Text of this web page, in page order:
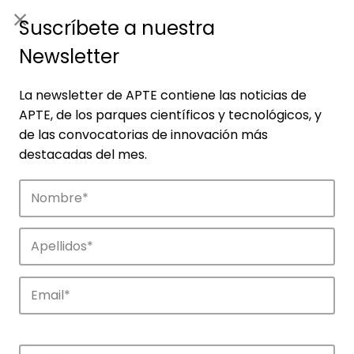
Empresas
Descubre las empresas que impulsan la
innovación en los parques de APTE.
Suscríbete a nuestra
Newsletter
La newsletter de APTE contiene las noticias de
APTE, de los parques científicos y tecnológicos, y
de las convocatorias de innovación más
destacadas del mes.